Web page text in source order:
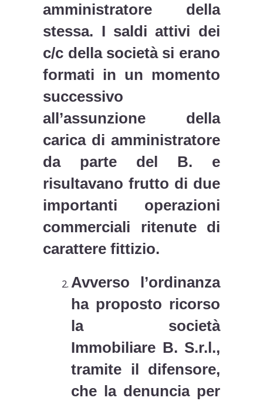
amministratore della
stessa. I saldi attivi dei
c/c della società si erano
formati in un momento
successivo
all’assunzione della
carica di amministratore
da parte del B. e
risultavano frutto di due
importanti operazioni
commerciali ritenute di
carattere fittizio.
Avverso l’ordinanza
ha proposto ricorso
la società
Immobiliare B. S.r.l.,
tramite il difensore,
che la denuncia per